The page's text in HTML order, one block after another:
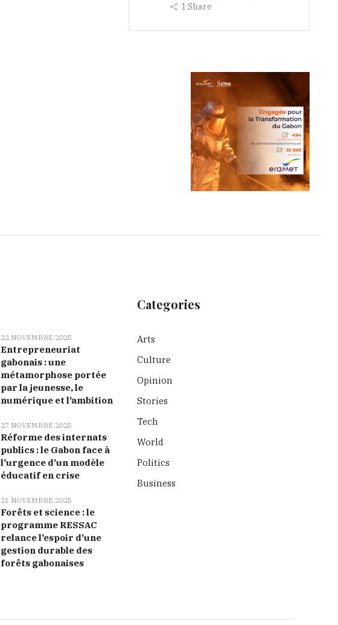
1Share
22 NOVEMBRE 2025
Entrepreneuriat
gabonais : une
métamorphose portée
par la jeunesse, le
numérique et l’ambition
27 NOVEMBRE 2025
Réforme des internats
publics : le Gabon face à
l’urgence d’un modèle
éducatif en crise
21 NOVEMBRE 2025
Forêts et science : le
programme RESSAC
relance l’espoir d’une
gestion durable des
forêts gabonaises
Categories
Arts
Culture
Opinion
Stories
Tech
World
Politics
Business